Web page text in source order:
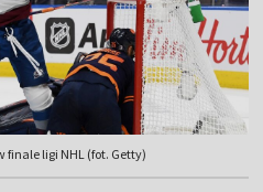
finale ligi NHL (fot. Getty)